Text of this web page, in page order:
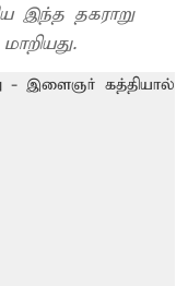
இந்த தகராறு